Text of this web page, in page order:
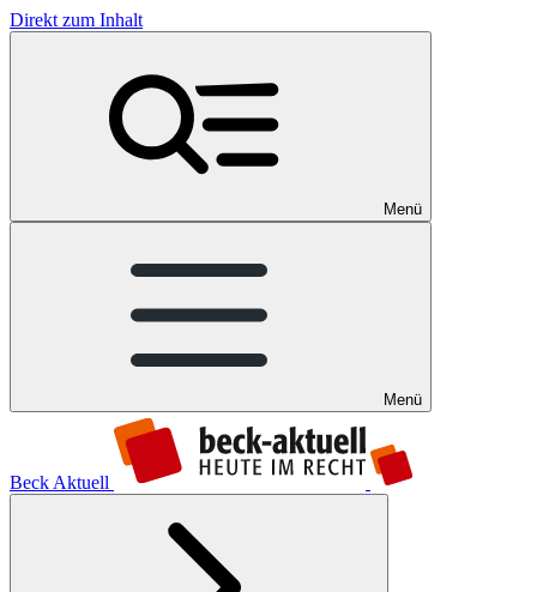
Direkt zum Inhalt
Menü
Menü
Beck Aktuell